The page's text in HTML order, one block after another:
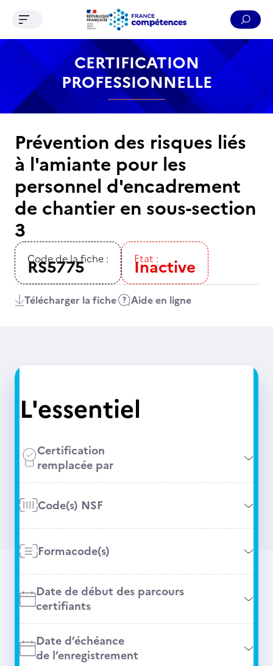
Contenu Recherche Menu Pied de page
Ouvrir le menu de navigation
CERTIFICATION
PROFESSIONNELLE
Prévention des risques liés
à l'amiante pour les
personnel d'encadrement
de chantier en sous-section
3
Code de la fiche :
RS5775 Etat :
Inactive
Télécharger la fiche Aide en ligne
L'essentiel
Certification
remplacée par
Code(s) NSF
Formacode(s)
Date de début des parcours
certifiants
Date d’échéance
de l’enregistrement